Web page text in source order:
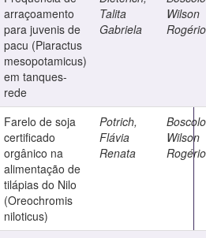
arraçoamento
para juvenis de
pacu (Piaractus
mesopotamicus)
em tanques-
rede
Talita
Gabriela
Wilson
Rogério
Farelo de soja
certificado
orgânico na
alimentação de
tilápias do Nilo
(Oreochromis
niloticus)
Potrich,
Flávia
Renata
Wilson
Rogério